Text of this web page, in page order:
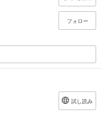
フォロー
試し読み